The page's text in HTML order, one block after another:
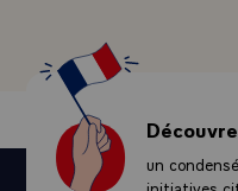
qu'ils aiment le Rwanda,
climat, mais qussi par la
aiment ce pays et qu'ils
dévouement.
- La France entretient de
Rwanda. C'est dire que
un